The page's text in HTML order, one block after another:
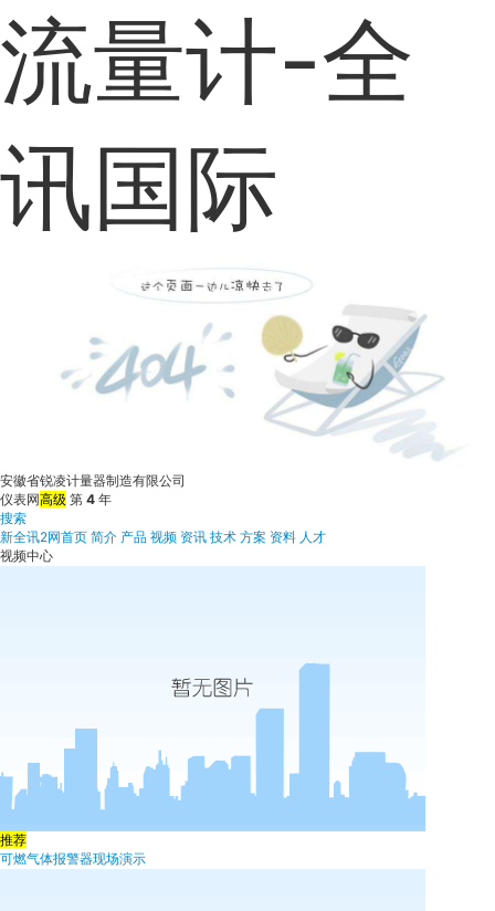
流量计-全
讯国际
安徽省锐凌计量器制造有限公司
仪表网高级 第 4 年
搜索
新全讯2网首页 简介 产品 视频 资讯 技术 方案 资料 人才
视频中心
推荐
可燃气体报警器现场演示